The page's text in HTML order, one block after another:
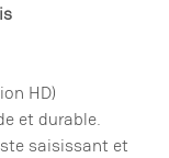
HD)
et durable.
saisissant et